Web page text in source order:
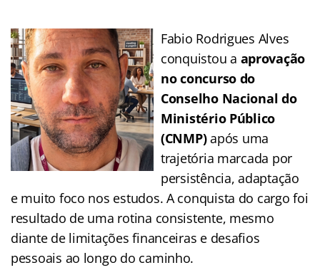
Fabio Rodrigues Alves
conquistou a aprovação
no concurso do
Conselho Nacional do
Ministério Público
(CNMP)após uma
trajetória marcada por
persistência, adaptação
e muito foco nos estudos. A conquista do cargo foi
resultado de uma rotina consistente, mesmo
diante de limitações financeiras e desafios
pessoais ao longo do caminho.